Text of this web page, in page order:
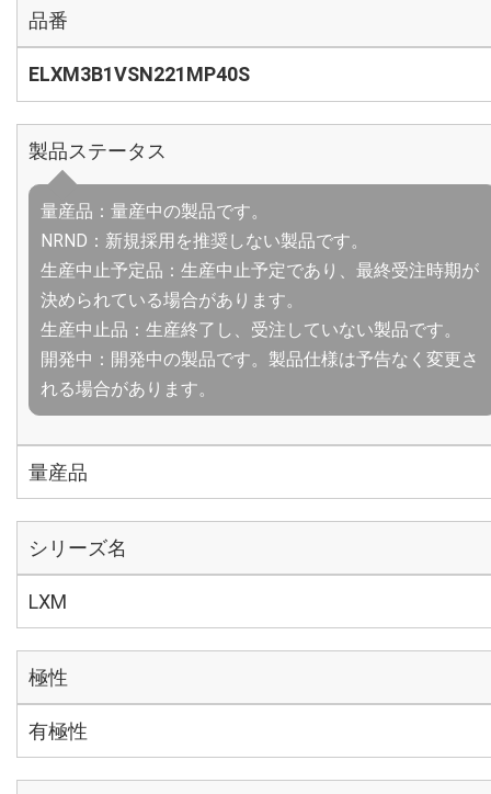
品番
ELXM3B1VSN221MP40S
製品ステータス
量産品：量産中の製品です。
NRND：新規採用を推奨しない製品です。
生産中止予定品：生産中止予定であり、最終受注時期が
決められている場合があります。
生産中止品：生産終了し、受注していない製品です。
開発中：開発中の製品です。製品仕様は予告なく変更さ
れる場合があります。
量産品
シリーズ名
LXM
極性
有極性